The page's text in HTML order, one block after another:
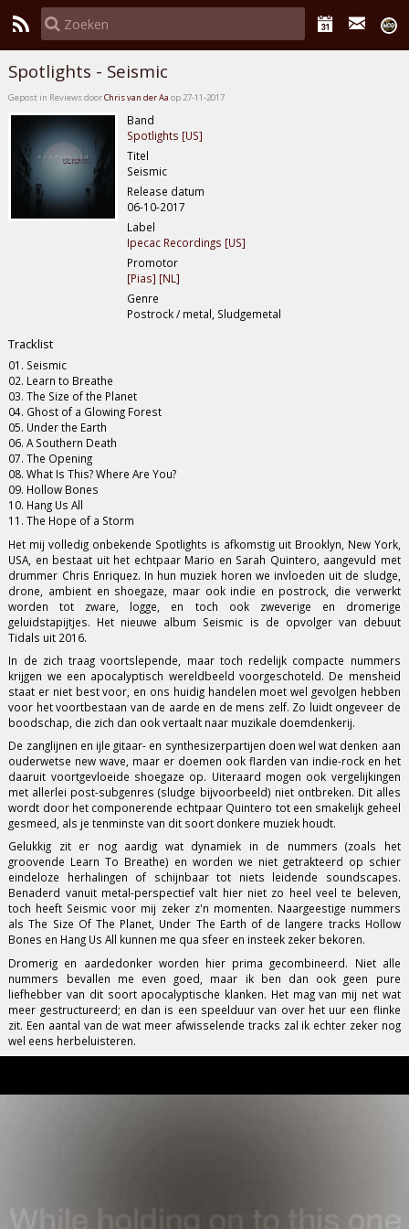
Spotlights - Seismic
Gepost in Reviews doorChris van der Aa op 27-11-2017
Band
Spotlights [US]
Titel
Seismic
Release datum
06-10-2017
Label
Ipecac Recordings [US]
Promotor
[Pias] [NL]
Genre
Postrock / metal, Sludgemetal
Tracklist
01. Seismic
02. Learn to Breathe
03. The Size of the Planet
04. Ghost of a Glowing Forest
05. Under the Earth
06. A Southern Death
07. The Opening
08. What Is This? Where Are You?
09. Hollow Bones
10. Hang Us All
11. The Hope of a Storm
Het mij volledig onbekende Spotlights is afkomstig uit Brooklyn, New York,
USA, en bestaat uit het echtpaar Mario en Sarah Quintero, aangevuld met
drummer Chris Enriquez. In hun muziek horen we invloeden uit de sludge,
drone, ambient en shoegaze, maar ook indie en postrock, die verwerkt
worden tot zware, logge, en toch ook zweverige en dromerige
geluidstapijtjes. Het nieuwe album Seismic is de opvolger van debuut
Tidals uit 2016.
In de zich traag voortslepende, maar toch redelijk compacte nummers
krijgen we een apocalyptisch wereldbeeld voorgeschoteld. De mensheid
staat er niet best voor, en ons huidig handelen moet wel gevolgen hebben
voor het voortbestaan van de aarde en de mens zelf. Zo luidt ongeveer de
boodschap, die zich dan ook vertaalt naar muzikale doemdenkerij.
De zanglijnen en ijle gitaar- en synthesizerpartijen doen wel wat denken aan
ouderwetse new wave, maar er doemen ook flarden van indie-rock en het
daaruit voortgevloeide shoegaze op. Uiteraard mogen ook vergelijkingen
met allerlei post-subgenres (sludge bijvoorbeeld) niet ontbreken. Dit alles
wordt door het componerende echtpaar Quintero tot een smakelijk geheel
gesmeed, als je tenminste van dit soort donkere muziek houdt.
Gelukkig zit er nog aardig wat dynamiek in de nummers (zoals het
groovende Learn To Breathe) en worden we niet getrakteerd op schier
eindeloze herhalingen of schijnbaar tot niets leidende soundscapes.
Benaderd vanuit metal-perspectief valt hier niet zo heel veel te beleven,
toch heeft Seismic voor mij zeker z'n momenten. Naargeestige nummers
als The Size Of The Planet, Under The Earth of de langere tracks Hollow
Bones en Hang Us All kunnen me qua sfeer en insteek zeker bekoren.
Dromerig en aardedonker worden hier prima gecombineerd. Niet alle
nummers bevallen me even goed, maar ik ben dan ook geen pure
liefhebber van dit soort apocalyptische klanken. Het mag van mij net wat
meer gestructureerd; en dan is een speelduur van over het uur een flinke
zit. Een aantal van de wat meer afwisselende tracks zal ik echter zeker nog
wel eens herbeluisteren.